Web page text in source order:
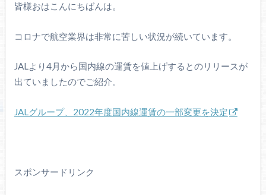
皆様おはこんにちばんは。
コロナで航空業界は非常に苦しい状況が続いています。
JALより4月から国内線の運賃を値上げするとのリリースが
出ていましたのでご紹介。
JALグループ、2022年度国内線運賃の一部変更を決定
スポンサードリンク